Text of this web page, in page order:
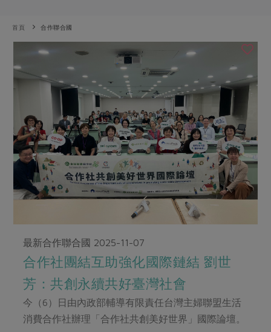
蛋 乳製品
米麵雜糧
肉品・水產
畜產肉類 水產
水畜加工品
調理食材・點心
調味醬料/南北貨 烘焙
保健食品
居家好物
美妝保養 個人清潔
家庭清潔 織品
常備菜
蔬食
料理方式
烘焙．點心
醬料
主題食譜
防災用品預購圓滿結束
更多預購活動
合作25-經典快閃最後一週
合作25-精選產品第四彈
合作25-精選產品第三彈
更多當季產品
議題活動
主婦聯盟X樂齡網特約優惠案
30%rPET紅烏龍茶
2024農業發展計畫年度報告
更多議題活動
主婦食堂
社內大小事 合作聯合國
產品故事 生活提案
親子食育
廚房瑜伽
關注議題
減硝酸鹽 惜食
非基改運動 支持本土農糧
廢核運動 能源議題
減添加物 減塑減廢
公益金 食農教育
更多議題
生活者e週報
認識合作社
關於我們
合作社組織
產品檢驗
自主把關
檢驗報告
社員權益
合作社法規
社務專區
選舉專區
重要公告
首頁 合作聯合國
最新合作聯合國 2025-11-07
合作社團結互助強化國際鏈結 劉世
芳：共創永續共好臺灣社會
今（6）日由內政部輔導有限責任台灣主婦聯盟生活
消費合作社辦理「合作社共創美好世界」國際論壇。